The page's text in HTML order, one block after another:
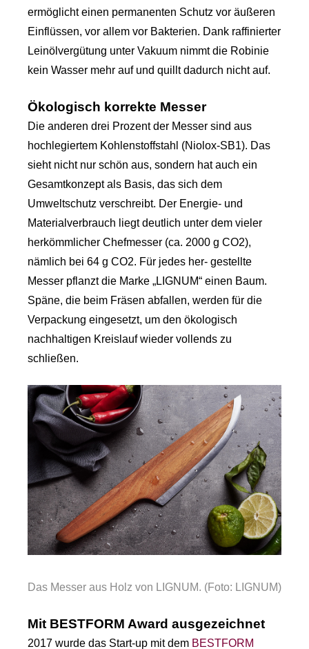
ermöglicht einen permanenten Schutz vor äußeren
Einflüssen, vor allem vor Bakterien. Dank raffinierter
Leinölvergütung unter Vakuum nimmt die Robinie
kein Wasser mehr auf und quillt dadurch nicht auf.
Ökologisch korrekte Messer
Die anderen drei Prozent der Messer sind aus
hochlegiertem Kohlenstoffstahl (Niolox-SB1). Das
sieht nicht nur schön aus, sondern hat auch ein
Gesamtkonzept als Basis, das sich dem
Umweltschutz verschreibt. Der Energie- und
Materialverbrauch liegt deutlich unter dem vieler
herkömmlicher Chefmesser (ca. 2000 g CO2),
nämlich bei 64 g CO2. Für jedes her- gestellte
Messer pflanzt die Marke „LIGNUM“ einen Baum.
Späne, die beim Fräsen abfallen, werden für die
Verpackung eingesetzt, um den ökologisch
nachhaltigen Kreislauf wieder vollends zu
schließen.
Das Messer aus Holz von LIGNUM. (Foto: LIGNUM)
Mit BESTFORM Award ausgezeichnet
2017 wurde das Start-up mit dem BESTFORM